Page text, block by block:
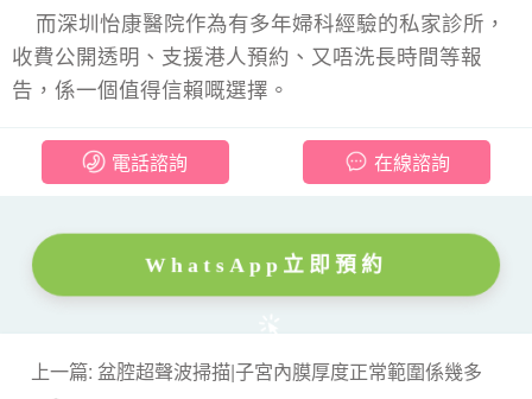
而深圳怡康醫院作為有多年婦科經驗的私家診所，
收費公開透明、支援港人預約、又唔洗長時間等報
告，係一個值得信賴嘅選擇。
電話諮詢 在線諮詢
WhatsApp立即預約
上一篇: 盆腔超聲波掃描|子宮內膜厚度正常範圍係幾多